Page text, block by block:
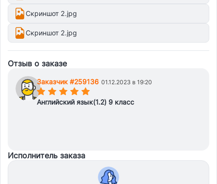
Скриншот 2.jpg
Скриншот 2.jpg
Отзыв о заказе
Заказчик #259136 01.12.2023 в 19:20
(*)(*)(*)(*)(*)
Английский язык(1.2) 9 класс
Исполнитель заказа